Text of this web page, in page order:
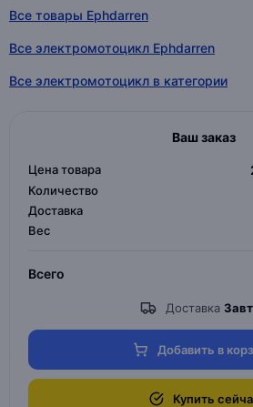
Все товары Ephdarren
Все электромотоцикл Ephdarren
Все электромотоцикл в категории
Ваш заказ
Цена товара
Количество
Доставка
Вес
Всего
Доставка
Добавить в
Купить